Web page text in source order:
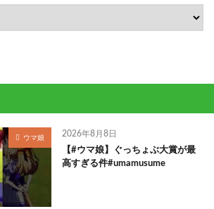
ウマ娘 2026年8月8日
【#ウマ娘】ぐっちょぶ大賞が最
高すぎる件#umamusume